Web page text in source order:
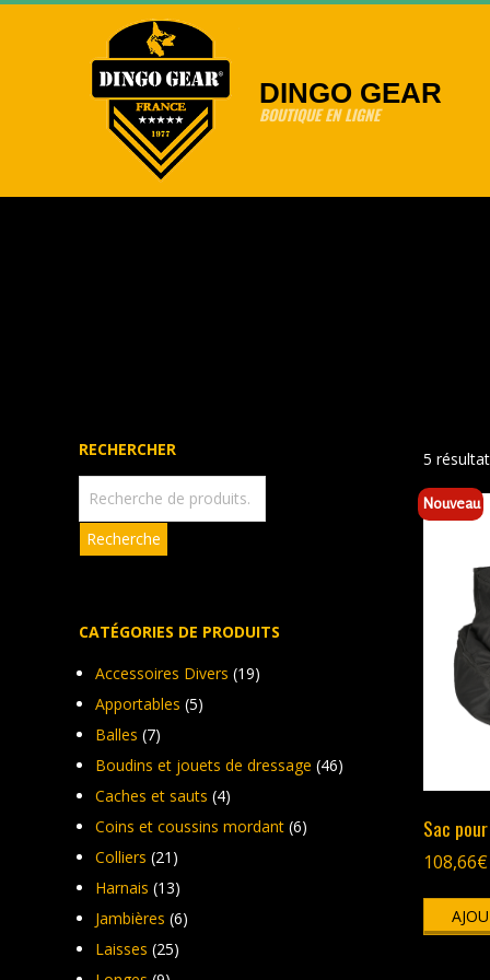
Skip
DINGO GEAR
BOUTIQUE EN LIGNE
5
Nouveau
Sac
108,66€
RECHERCHER
pour :
Recherche
CATÉGORIES DE PRODUITS
Accessoires Divers (19)
Apportables (5)
Balles (7)
Boudins et jouets de dressage (46)
Caches et sauts (4)
Coins et coussins mordant (6)
Colliers (21)
Harnais (13)
Jambières (6)
Laisses (25)